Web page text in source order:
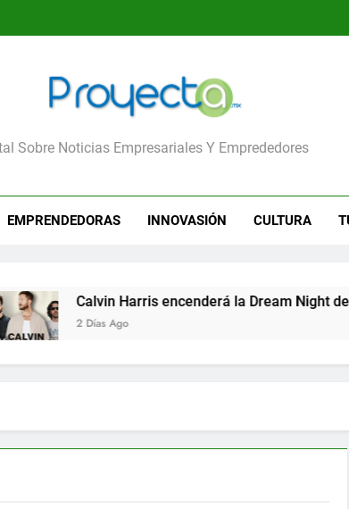
Sobre Noticias Empresariales Y Emprededores
EMPRENDEDORAS INNOVASIÓN CULTURA
Calvin Harris encenderá la Dream Night del
2 Días Ago